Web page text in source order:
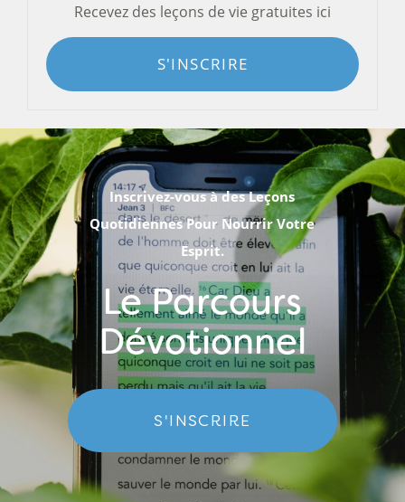
Recevez des leçons de vie gratuites ici
S'INSCRIRE
Inscrivez-vous à des Leçons
Quotidiennes Pour Nourrir Votre
Esprit.
Le Parcours
Dévotionnel
S'INSCRIRE